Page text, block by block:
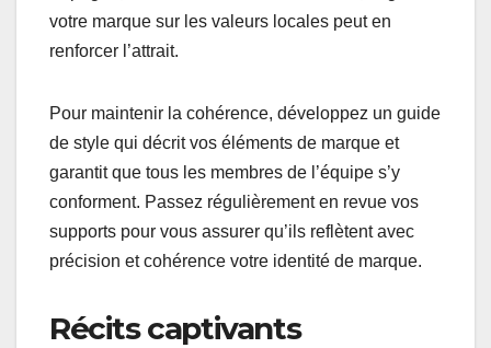
votre marque sur les valeurs locales peut en
renforcer l’attrait.
Pour maintenir la cohérence, développez un guide
de style qui décrit vos éléments de marque et
garantit que tous les membres de l’équipe s’y
conforment. Passez régulièrement en revue vos
supports pour vous assurer qu’ils reflètent avec
précision et cohérence votre identité de marque.
Récits captivants